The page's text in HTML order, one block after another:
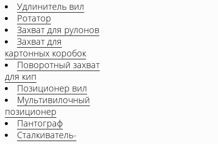
Удлинитель вил
Ротатор
Захват для рулонов
Захват для
картонных коробок
Поворотный захват
для кип
Позиционер вил
Мультивилочный
позиционер
Пантограф
Сталкиватель-